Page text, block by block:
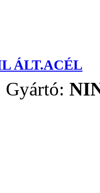
ÁLT.ACÉL
Gyártó: